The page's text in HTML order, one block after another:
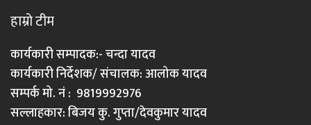
हाम्रो टीम
कार्यकारी सम्पादक:- चन्दा यादव
कार्यकारी निर्देशक/ संचालक: आलोक यादव
सम्पर्क मो. नं : 9819992976
सल्लाहकार: बिजय कु. गुप्ता/देवकुमार यादव